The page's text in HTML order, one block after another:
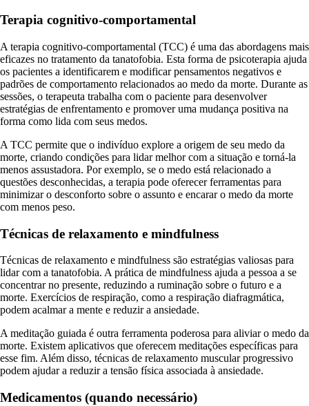
Terapia cognitivo-comportamental
A terapia cognitivo-comportamental (TCC) é uma das abordagens mais
eficazes no tratamento da tanatofobia. Esta forma de psicoterapia ajuda
os pacientes a identificarem e modificar pensamentos negativos e
padrões de comportamento relacionados ao medo da morte. Durante as
sessões, o terapeuta trabalha com o paciente para desenvolver
estratégias de enfrentamento e promover uma mudança positiva na
forma como lida com seus medos.
A TCC permite que o indivíduo explore a origem de seu medo da
morte, criando condições para lidar melhor com a situação e torná-la
menos assustadora. Por exemplo, se o medo está relacionado a
questões desconhecidas, a terapia pode oferecer ferramentas para
minimizar o desconforto sobre o assunto e encarar o medo da morte
com menos peso.
Técnicas de relaxamento e mindfulness
Técnicas de relaxamento e mindfulness são estratégias valiosas para
lidar com a tanatofobia. A prática de mindfulness ajuda a pessoa a se
concentrar no presente, reduzindo a ruminação sobre o futuro e a
morte. Exercícios de respiração, como a respiração diafragmática,
podem acalmar a mente e reduzir a ansiedade.
A meditação guiada é outra ferramenta poderosa para aliviar o medo da
morte. Existem aplicativos que oferecem meditações específicas para
esse fim. Além disso, técnicas de relaxamento muscular progressivo
podem ajudar a reduzir a tensão física associada à ansiedade.
Medicamentos (quando necessário)